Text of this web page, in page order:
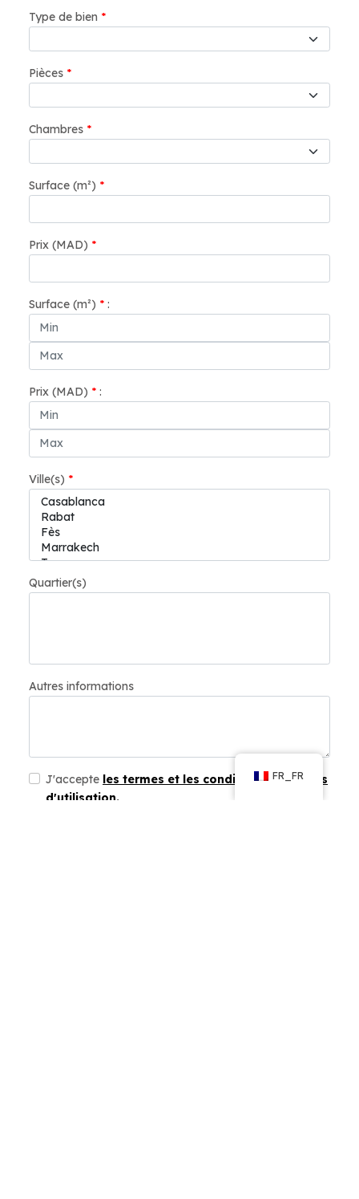
Type de bien *
Pièces *
Chambres *
Surface (m²) *
Prix (MAD) *
Surface (m²) * :
Prix (MAD) * :
Ville(s) *
Quartier(s)
Autres informations
J'accepte les termes et les conditions générales
d'utilisation.
FR_FR